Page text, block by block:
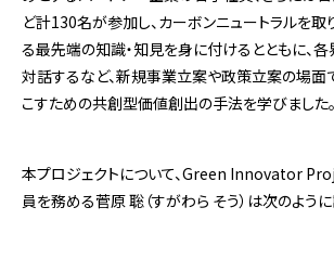
ど計130名が参加し、カーボンニュートラルを
る最先端の知識・知見を身に付けるとともに、
対話するなど、新規事業立案や政策立案の場面
こすための共創型価値創出の手法を学びました。
本プロジェクトについて、Green Innovator
員を務める菅原 聡（すがわら そう）は次のように